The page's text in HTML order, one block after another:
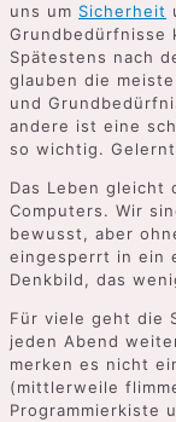
uns um Sicherheit
Grundbedürfnisse
Spätestens nach
glauben die
und
andere ist eine
so wichtig.
Das Leben gleicht
Computers. Wir
bewusst, aber
eingesperrt in ein
Denkbild, das
Für viele geht die
jeden Abend
merken es nicht
(mittlerweile
Programmierkiste